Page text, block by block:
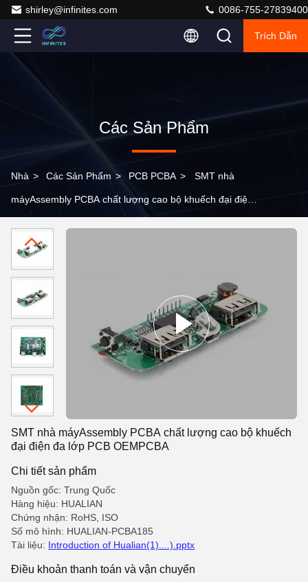
shirley@infinites.com 0086-755-27839400
Trích Dẫn
Các Sản Phẩm
Nhà > Các Sản Phẩm > PCB PCBA > SMT nhà
máyAssembly PCBA chất lượng cao bộ khuếch đại điện
SMT nhà máyAssembly PCBA chất lượng cao bộ khuếch
đại điện đa lớp PCB OEMPCBA
Chi tiết sản phẩm
Nguồn gốc: Trung Quốc
Hàng hiệu: HUALIAN
Chứng nhận: RoHS, ISO
Số mô hình: HUALIAN-PCBA185
Tài liệu: Introduction of Hualian(1)....).pptx
Điều khoản thanh toán và vận chuyển